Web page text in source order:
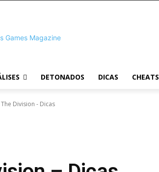
DETONADOS DICAS CHEATS
The Division - Dicas